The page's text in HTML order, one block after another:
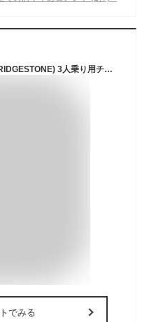
子ども乗せ電動自転車 ブリヂストン(BRIDGESTONE) 3人乗り用チャイルドシート付きbikke POLAR e（ビッケポーラーe） T.レトロブルー 20インチ 2020年モデル
でみる